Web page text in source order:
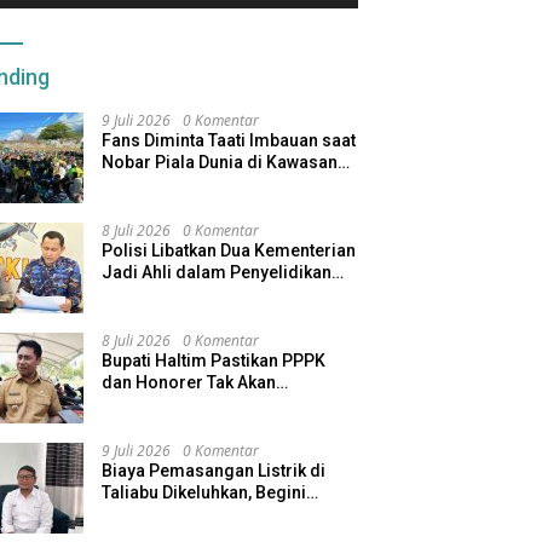
9 Juli 2026 0 Komentar
Fans Diminta Taati Imbauan saat
Nobar Piala Dunia di Kawasan
8 Juli 2026 0 Komentar
Polisi Libatkan Dua Kementerian
Jadi Ahli dalam Penyelidikan
8 Juli 2026 0 Komentar
Bupati Haltim Pastikan PPPK
dan Honorer Tak Akan
9 Juli 2026 0 Komentar
Biaya Pemasangan Listrik di
Taliabu Dikeluhkan, Begini